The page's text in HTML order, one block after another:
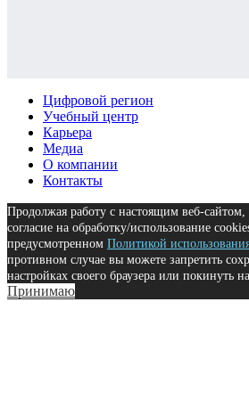
Цифровой регион
Учебный центр
Карьера
Медиа
О компании
Контакты
Продолжая работу с настоящим веб-сайтом,
согласие на обработку/использование
предусмотренном Политикой
противном случае вы можете запретить
настройках своего браузера или покинуть
Принимаю